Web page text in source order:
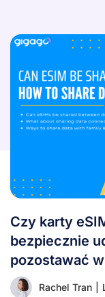
Czy karty
bezpiecznie
pozostawać
Rachel Tran